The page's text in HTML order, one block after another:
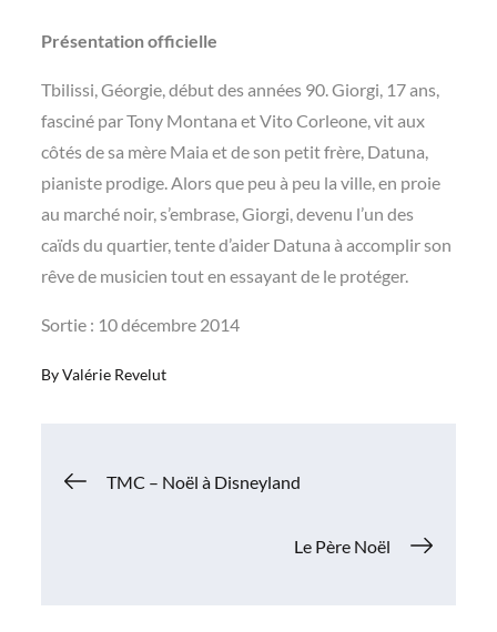
Présentation officielle
Tbilissi, Géorgie, début des années 90. Giorgi, 17 ans,
fasciné par Tony Montana et Vito Corleone, vit aux
côtés de sa mère Maia et de son petit frère, Datuna,
pianiste prodige. Alors que peu à peu la ville, en proie
au marché noir, s’embrase, Giorgi, devenu l’un des
caïds du quartier, tente d’aider Datuna à accomplir son
rêve de musicien tout en essayant de le protéger.
Sortie : 10 décembre 2014
ByValérie Revelut
Navigation
TMC – Noël à Disneyland
Le Père Noël